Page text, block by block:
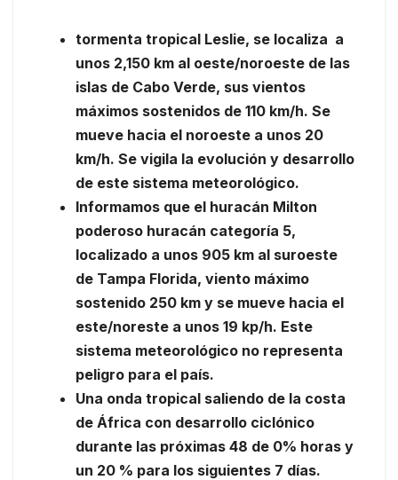
tormenta tropical Leslie, se localiza a
unos 2,150 km al oeste/noroeste de las
islas de Cabo Verde, sus vientos
máximos sostenidos de 110 km/h. Se
mueve hacia el noroeste a unos 20
km/h. Se vigila la evolución y desarrollo
de este sistema meteorológico.
Informamos que el huracán Milton
poderoso huracán categoría 5,
localizado a unos 905 km al suroeste
de Tampa Florida, viento máximo
sostenido 250 km y se mueve hacia el
este/noreste a unos 19 kp/h. Este
sistema meteorológico no representa
peligro para el país.
Una onda tropical saliendo de la costa
de África con desarrollo ciclónico
durante las próximas 48 de 0% horas y
un 20 % para los siguientes 7 días.